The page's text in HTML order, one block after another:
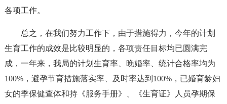
各项工作。
总之，在我们努力工作下，由于措施得力，今年的计划
生育工作的成效是比较明显的，各项责任目标均已圆满完
成，一年来，我局的计划生育率、晚婚率、统计合格率均为
100%，避孕节育措施落实率、及时率达到100%，已婚育龄妇
女的季保健查体和持《服务手册》、《生育证》人员孕期保